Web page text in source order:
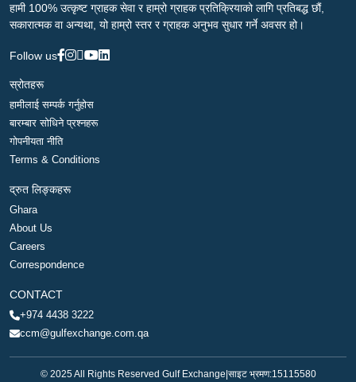
हामी 100% उत्कृष्ट ग्राहक सेवा र हाम्रो ग्राहक प्रतिक्रियाको लागि प्रतिबद्ध छौं,
सकारात्मक वा अन्यथा, यो हाम्रो स्तर र ग्राहक अनुभव सुधार गर्ने अवसर हो।
Follow us
स्रोतहरू
हामीलाई सम्पर्क गर्नुहोस
बारम्बार सोधिने प्रश्नहरू
गोपनीयता नीति
Terms & Conditions
द्रुत लिङ्कहरू
Ghara
About Us
Careers
Correspondence
CONTACT
+974 4438 3222
ccm@gulfexchange.com.qa
© 2025 All Rights Reserved Gulf Exchange साइट भ्रमण:15115580